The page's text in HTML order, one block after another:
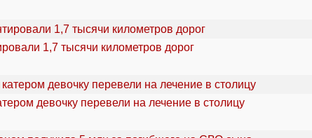
1,7 тысячи километров дорог
девочку перевели на лечение в столицу